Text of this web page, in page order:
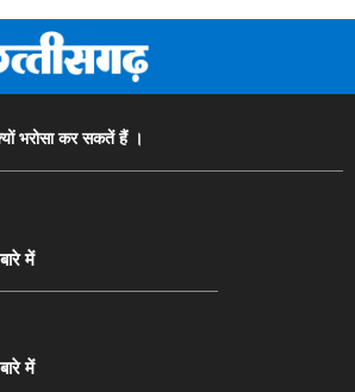
भरोसा कर सकतें हैं ।
में
में